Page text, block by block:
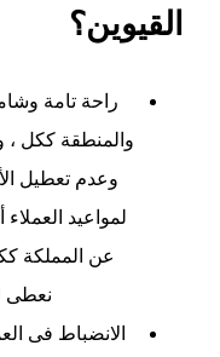
القيوين؟
راحة تامة
والمنطقة ككل
وعدم تعطيل
لمواعيد
عن المملكة
نعطى
الانضباط فى